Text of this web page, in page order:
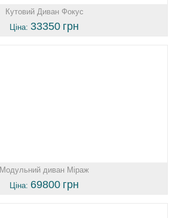
Кутовий Диван Фокус
Ціна: 33350 грн
Модульний диван Міраж
Ціна: 69800 грн